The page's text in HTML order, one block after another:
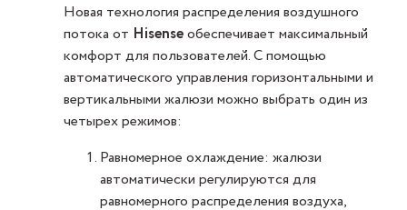
Новая технология распределения воздушного
потока от Hisenseобеспечивает максимальный
комфорт для пользователей. С помощью
автоматического управления горизонтальными и
вертикальными жалюзи можно выбрать один из
четырех режимов:
Равномерное охлаждение: жалюзи
автоматически регулируются для
равномерного распределения воздуха,